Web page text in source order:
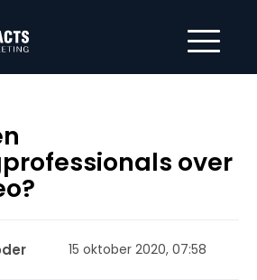
over
15 oktober 2020, 07:58